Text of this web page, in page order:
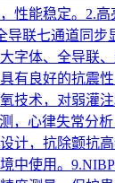
性能稳定。2.
导联七通道同步
字体、全导联
有良好的抗震
技术，对弱灌
，心律失常分
计，抗除颤抗
中使用。